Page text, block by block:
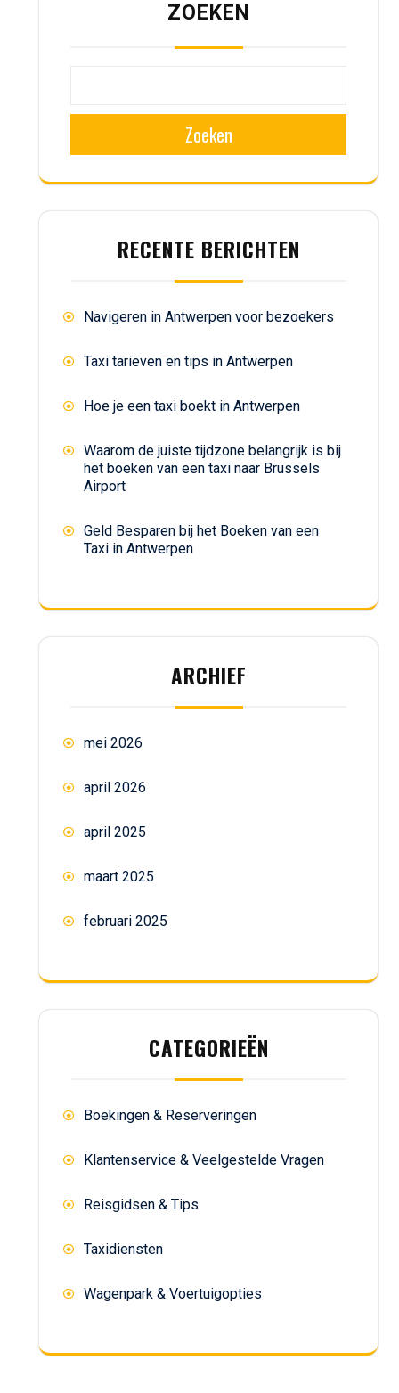
ZOEKEN
Zoeken
RECENTE BERICHTEN
Navigeren in Antwerpen voor bezoekers
Taxi tarieven en tips in Antwerpen
Hoe je een taxi boekt in Antwerpen
Waarom de juiste tijdzone belangrijk is bij
het boeken van een taxi naar Brussels
Airport
Geld Besparen bij het Boeken van een
Taxi in Antwerpen
ARCHIEF
mei 2026
april 2026
april 2025
maart 2025
februari 2025
CATEGORIEËN
Boekingen & Reserveringen
Klantenservice & Veelgestelde Vragen
Reisgidsen & Tips
Taxidiensten
Wagenpark & Voertuigopties